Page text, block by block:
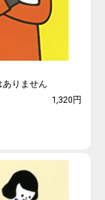
りません
1,320円